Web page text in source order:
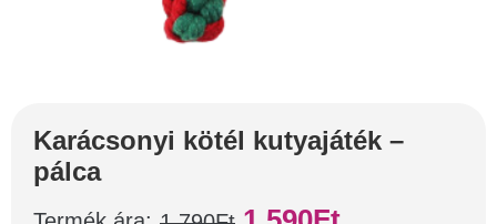
Karácsonyi kötél kutyajáték –
pálca